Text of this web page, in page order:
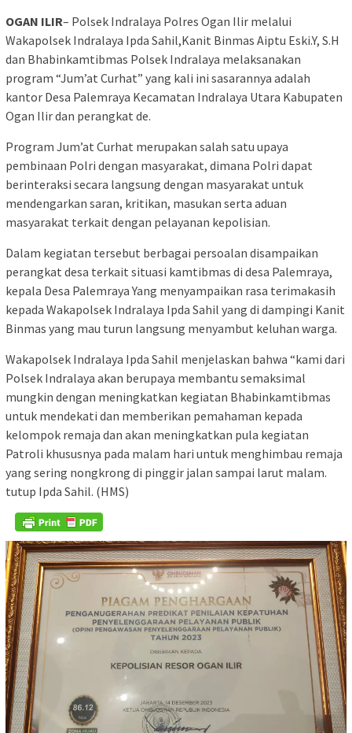
OGAN ILIR– Polsek Indralaya Polres Ogan Ilir melalui
Wakapolsek Indralaya Ipda Sahil,Kanit Binmas Aiptu Eski.Y, S.H
dan Bhabinkamtibmas Polsek Indralaya melaksanakan
program “Jum’at Curhat” yang kali ini sasarannya adalah
kantor Desa Palemraya Kecamatan Indralaya Utara Kabupaten
Ogan Ilir dan perangkat de.
Program Jum’at Curhat merupakan salah satu upaya
pembinaan Polri dengan masyarakat, dimana Polri dapat
berinteraksi secara langsung dengan masyarakat untuk
mendengarkan saran, kritikan, masukan serta aduan
masyarakat terkait dengan pelayanan kepolisian.
Dalam kegiatan tersebut berbagai persoalan disampaikan
perangkat desa terkait situasi kamtibmas di desa Palemraya,
kepala Desa Palemraya Yang menyampaikan rasa terimakasih
kepada Wakapolsek Indralaya Ipda Sahil yang di dampingi Kanit
Binmas yang mau turun langsung menyambut keluhan warga.
Wakapolsek Indralaya Ipda Sahil menjelaskan bahwa “kami dari
Polsek Indralaya akan berupaya membantu semaksimal
mungkin dengan meningkatkan kegiatan Bhabinkamtibmas
untuk mendekati dan memberikan pemahaman kepada
kelompok remaja dan akan meningkatkan pula kegiatan
Patroli khususnya pada malam hari untuk menghimbau remaja
yang sering nongkrong di pinggir jalan sampai larut malam.
tutup Ipda Sahil. (HMS)